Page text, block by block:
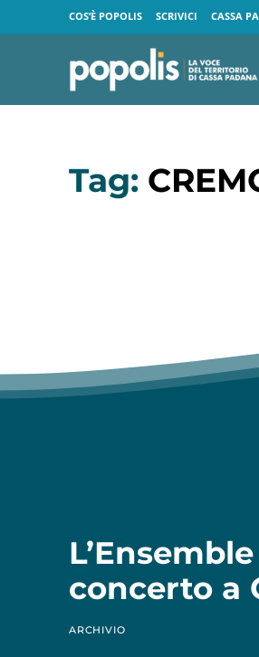
COS’È POPOLIS SCRIVICI CASSA
Tag:
concerto a
ARCHIVIO